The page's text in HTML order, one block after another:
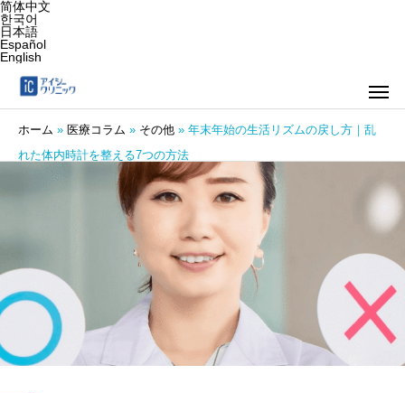
简体中文
한국어
日本語
Español
English
ホーム » 医療コラム » その他 » 年末年始の生活リズムの戻し方｜乱
れた体内時計を整える7つの方法